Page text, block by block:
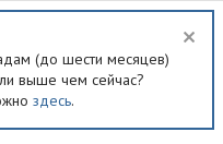
(до шести месяцев)
выше чем сейчас?
здесь.